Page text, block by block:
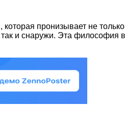
пронизывает не
и снаружи. Эта философия